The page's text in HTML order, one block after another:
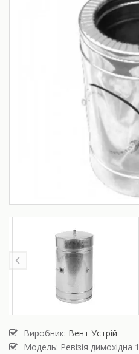
Виробник: Вент Устрій
Модель: Ревізія